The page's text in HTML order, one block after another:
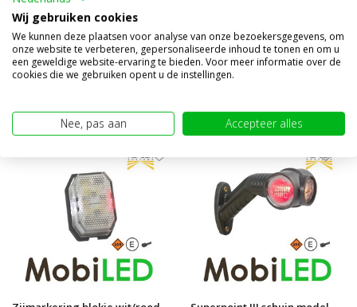
Op voorraad
€16,95
(€14,01 excl. BTW)
Op voorraad
€16,95
(€14,01 excl. BTW)
Wij gebruiken cookies
We kunnen deze plaatsen voor analyse van onze bezoekersgegevens, om
onze website te verbeteren, gepersonaliseerde inhoud te tonen en om u
een geweldige website-ervaring te bieden. Voor meer informatie over de
cookies die we gebruiken opent u de instellingen.
Nee, pas aan Accepteer alles